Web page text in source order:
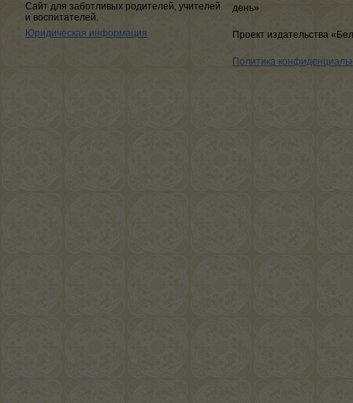
Сайт для заботливых родителей, учителей
и воспитателей.
Юридическая информация
день»
Проект издательства
Политика